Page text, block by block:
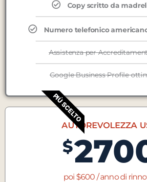
Copy scritto da
Numero telefonico
Assistenza per
Google Business Profile
PIÙ SCELTO
AUTOREVOLEZZA
$
poi $600 / anno di